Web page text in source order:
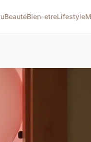
BeautéBien-etreLifestyle